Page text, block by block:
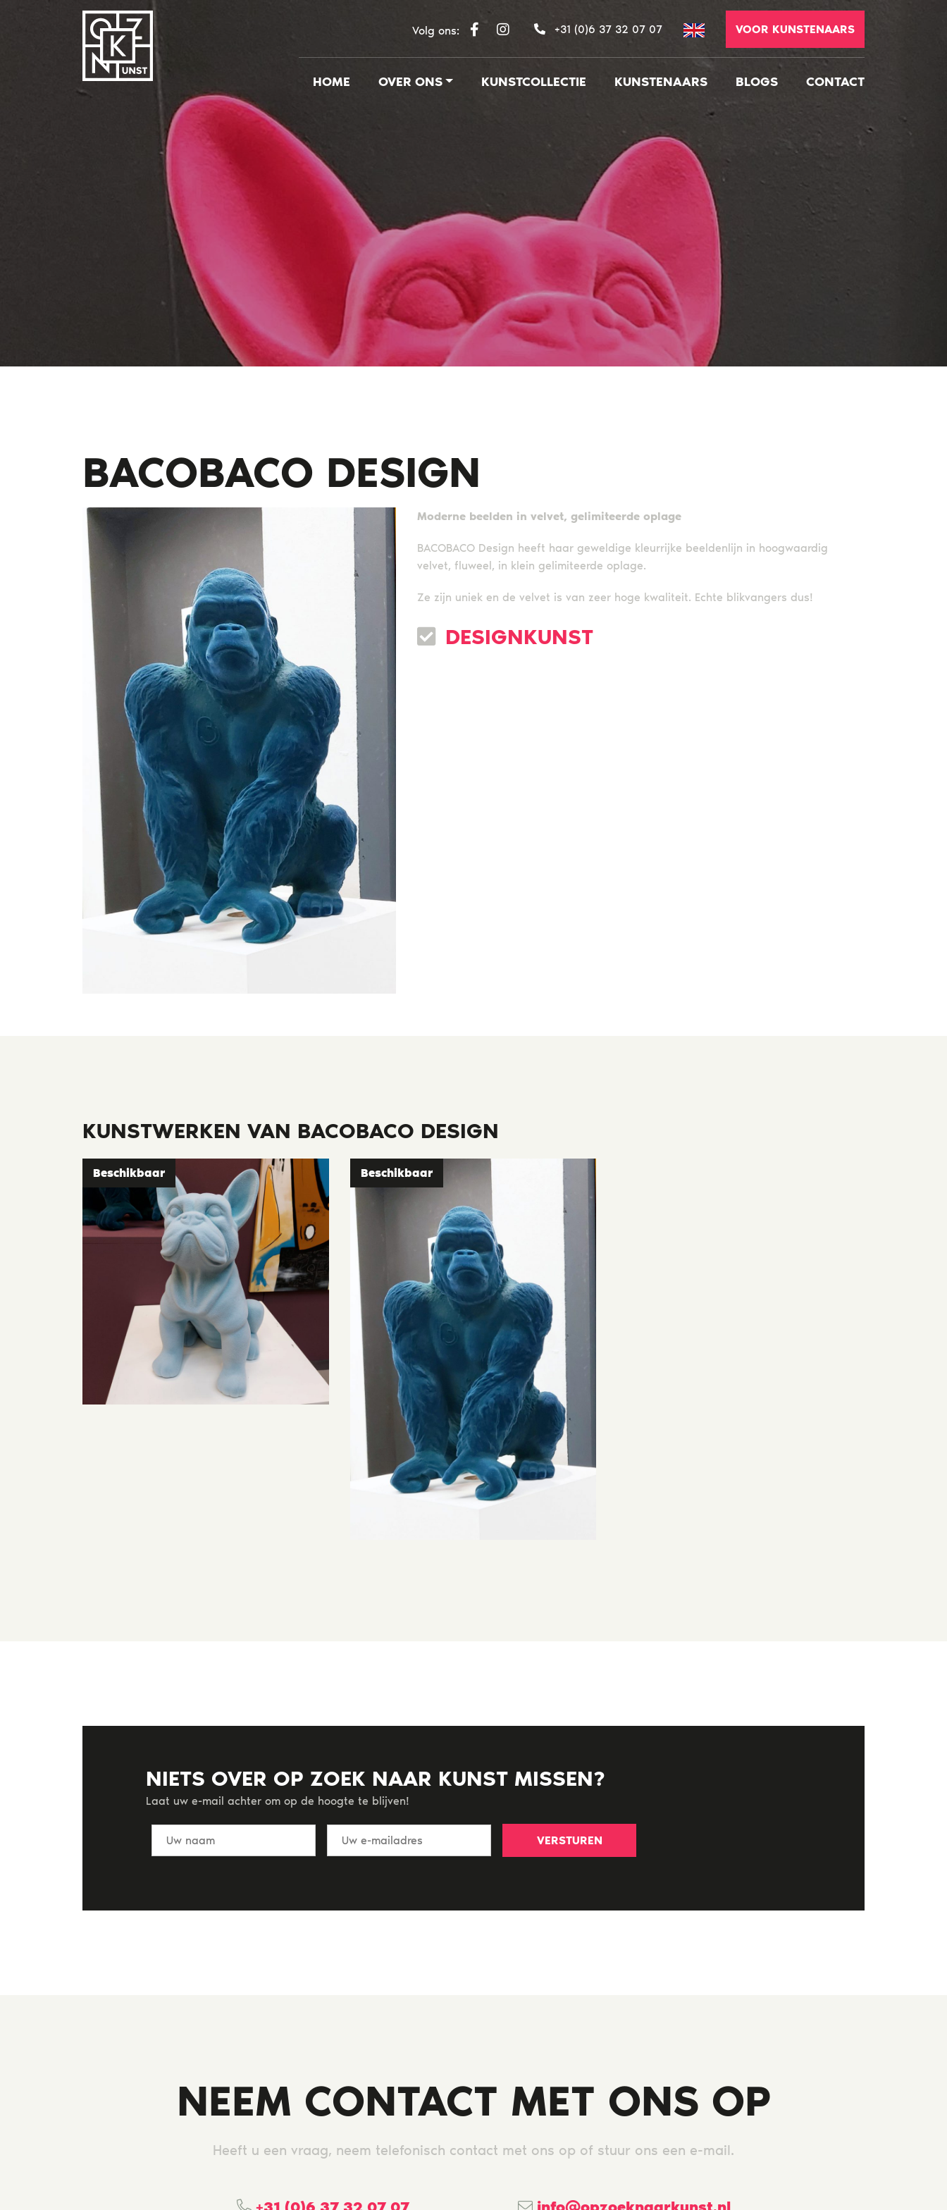
Volg ons: +31 (0)6 37 32 07 07 VOOR KUNSTENAARS
HOME OVER ONS KUNSTCOLLECTIE KUNSTENAARS BLOGS CONTACT
BACOBACO DESIGN
Moderne beelden in velvet, gelimiteerde oplage
BACOBACO Design heeft haar geweldige kleurrijke beeldenlijn in hoogwaardig
velvet, fluweel, in klein gelimiteerde oplage.
Ze zijn uniek en de velvet is van zeer hoge kwaliteit. Echte blikvangers dus!
DESIGNKUNST
KUNSTWERKEN VAN BACOBACO DESIGN
Beschikbaar Beschikbaar
NIETS OVER OP ZOEK NAAR KUNST MISSEN?
Laat uw e-mail achter om op de hoogte te blijven!
NEEM CONTACT MET ONS OP
Heeft u een vraag, neem telefonisch contact met ons op of stuur ons een e-mail.